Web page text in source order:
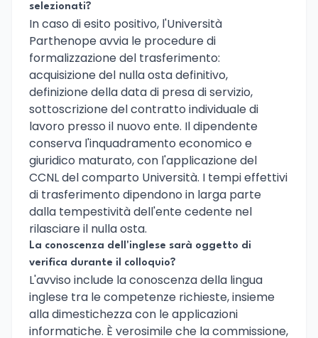
selezionati?
In caso di esito positivo, l'Università
Parthenope avvia le procedure di
formalizzazione del trasferimento:
acquisizione del nulla osta definitivo,
definizione della data di presa di servizio,
sottoscrizione del contratto individuale di
lavoro presso il nuovo ente. Il dipendente
conserva l'inquadramento economico e
giuridico maturato, con l'applicazione del
CCNL del comparto Università. I tempi effettivi
di trasferimento dipendono in larga parte
dalla tempestività dell'ente cedente nel
rilasciare il nulla osta.
La conoscenza dell'inglese sarà oggetto di
verifica durante il colloquio?
L'avviso include la conoscenza della lingua
inglese tra le competenze richieste, insieme
alla dimestichezza con le applicazioni
informatiche. È verosimile che la commissione,